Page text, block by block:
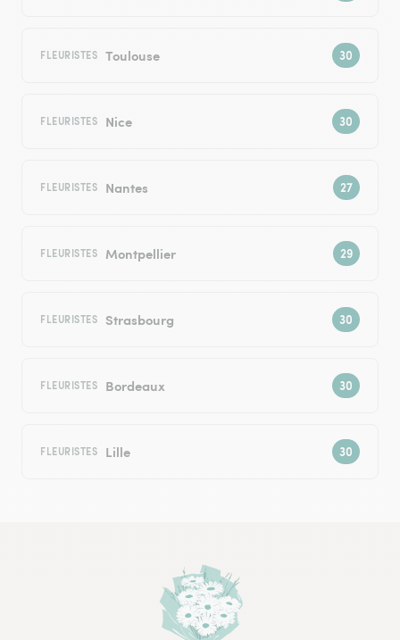
FLEURISTES Toulouse
FLEURISTES Nice
FLEURISTES Nantes
FLEURISTES Montpellier
FLEURISTES Strasbourg
FLEURISTES Bordeaux
FLEURISTES Lille